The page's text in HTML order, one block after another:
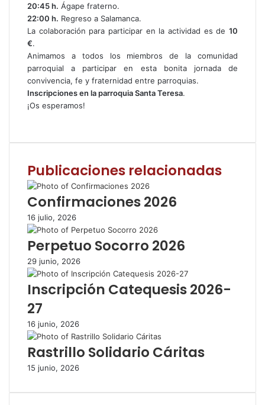
20:45 h. Ágape fraterno.
22:00 h. Regreso a Salamanca.
La colaboración para participar en la actividad es de 10
€.
Animamos a todos los miembros de la comunidad
parroquial a participar en esta bonita jornada de
convivencia, fe y fraternidad entre parroquias.
Inscripciones en la parroquia Santa Teresa.
¡Os esperamos!
c
b
o
o
k
i
t
e
r
a
s
A
p
p
m
a
i
r
p
o
c
o
r
r
o
e
l
e
t
p
i
r
Publicaciones relacionadas
Confirmaciones 2026
16 julio, 2026
Perpetuo Socorro 2026
29 junio, 2026
Inscripción Catequesis 2026-
27
16 junio, 2026
Rastrillo Solidario Cáritas
15 junio, 2026